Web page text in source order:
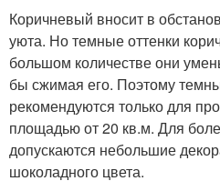
Коричневый вносит в
уюта. Но темные оттенки
большом количестве они
бы сжимая его. Поэтому
рекомендуются только для
площадью от 20 кв.м. Для
допускаются небольшие
шоколадного цвета.